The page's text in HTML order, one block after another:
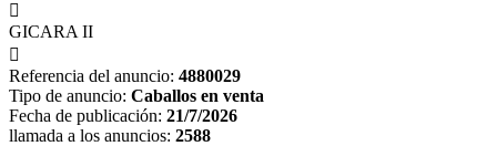

GICARA II

Referencia del anuncio: 4880029
Tipo de anuncio: Caballos en venta
Fecha de publicación: 21/7/2026
llamada a los anuncios: 2588